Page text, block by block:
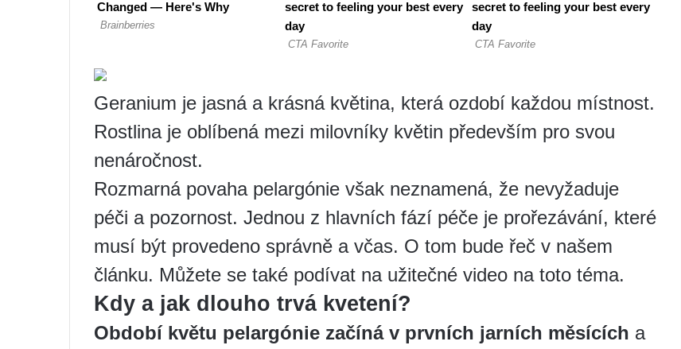
Geranium je jasná a krásná květina, která ozdobí každou místnost.
Rostlina je oblíbená mezi milovníky květin především pro svou
nenáročnost.
Rozmarná povaha pelargónie však neznamená, že nevyžaduje
péči a pozornost. Jednou z hlavních fází péče je prořezávání, které
musí být provedeno správně a včas. O tom bude řeč v našem
článku. Můžete se také podívat na užitečné video na toto téma.
Kdy a jak dlouho trvá kvetení?
Období květu pelargónie začíná v prvních jarních měsících a